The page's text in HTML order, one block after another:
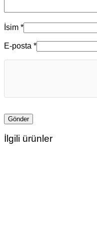
İsim *
E-posta *
İlgili ürünler